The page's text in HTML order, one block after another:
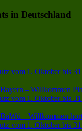
in Deutschland
vom 1. Oktober bis
– Willkommen
vom 1. Oktober bis
– Willkommen
vom 1. Oktober bis